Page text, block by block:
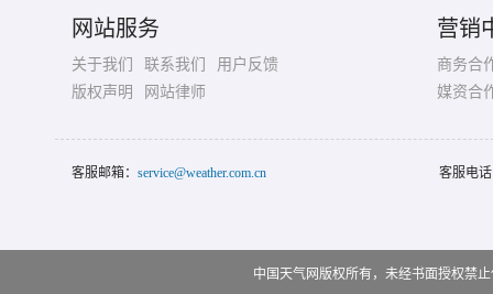
网站服务
关于我们 联系我们
用户反馈
版权声明
网站律师
营销
商务合
媒资合
客服邮箱： service@weather.com.cn 客服电
中国天气网版权所有，未经书面授权